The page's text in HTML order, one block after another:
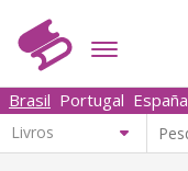
Brasil Portugal España